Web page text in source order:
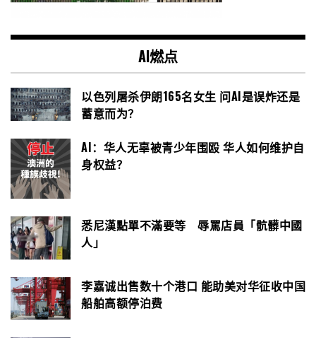
AI燃点
以色列屠杀伊朗165名女生 问AI是误炸还是
蓄意而为？
AI：华人无辜被青少年围殴 华人如何维护自
身权益？
悉尼漢點單不滿要等 辱罵店員「骯髒中國
人」
李嘉诚出售数十个港口 能助美对华征收中国
船舶高额停泊费